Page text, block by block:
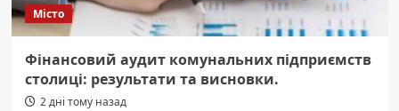
Місто
Фінансовий аудит комунальних підприємств
столиці: результати та висновки.
2 дні тому назад